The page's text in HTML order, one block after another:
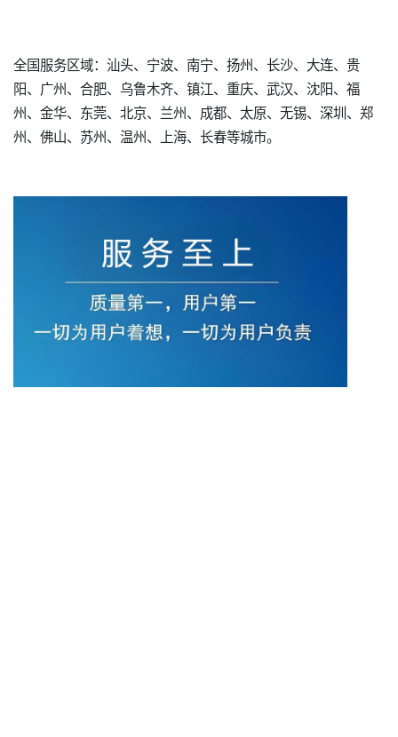
全国服务区域：汕头、宁波、南宁、扬州、长沙、大连、贵
阳、广州、合肥、乌鲁木齐、镇江、重庆、武汉、沈阳、福
州、金华、东莞、北京、兰州、成都、太原、无锡、深圳、郑
州、佛山、苏州、温州、上海、长春等城市。